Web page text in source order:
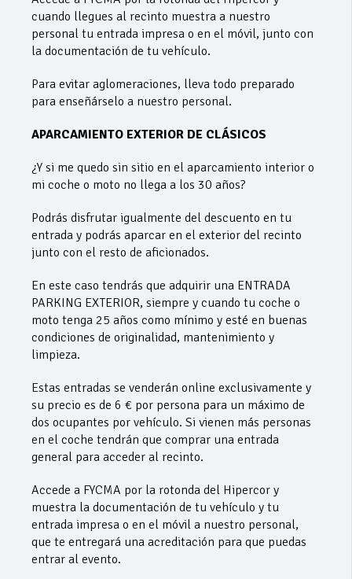
cuando llegues al recinto muestra a nuestro
personal tu entrada impresa o en el móvil, junto con
la documentación de tu vehículo.
Para evitar aglomeraciones, lleva todo preparado
para enseñárselo a nuestro personal.
APARCAMIENTO EXTERIOR DE CLÁSICOS
¿Y si me quedo sin sitio en el aparcamiento interior o
mi coche o moto no llega a los 30 años?
Podrás disfrutar igualmente del descuento en tu
entrada y podrás aparcar en el exterior del recinto
junto con el resto de aficionados.
En este caso tendrás que adquirir una ENTRADA
PARKING EXTERIOR, siempre y cuando tu coche o
moto tenga 25 años como mínimo y esté en buenas
condiciones de originalidad, mantenimiento y
limpieza.
Estas entradas se venderán online exclusivamente y
su precio es de 6 € por persona para un máximo de
dos ocupantes por vehículo. Si vienen más personas
en el coche tendrán que comprar una entrada
general para acceder al recinto.
Accede a FYCMA por la rotonda del Hipercor y
muestra la documentación de tu vehículo y tu
entrada impresa o en el móvil a nuestro personal,
que te entregará una acreditación para que puedas
entrar al evento.